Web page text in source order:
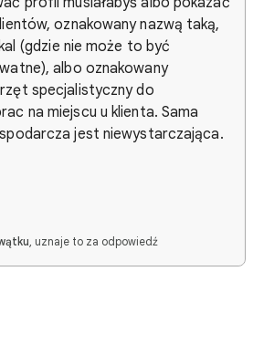
oznakowany nazwą taką,
(gdzie nie może to być
albo oznakowany
specjalistyczny do
na miejscu u klienta. Sama
jest niewystarczająca.
, uznaje to za odpowiedź